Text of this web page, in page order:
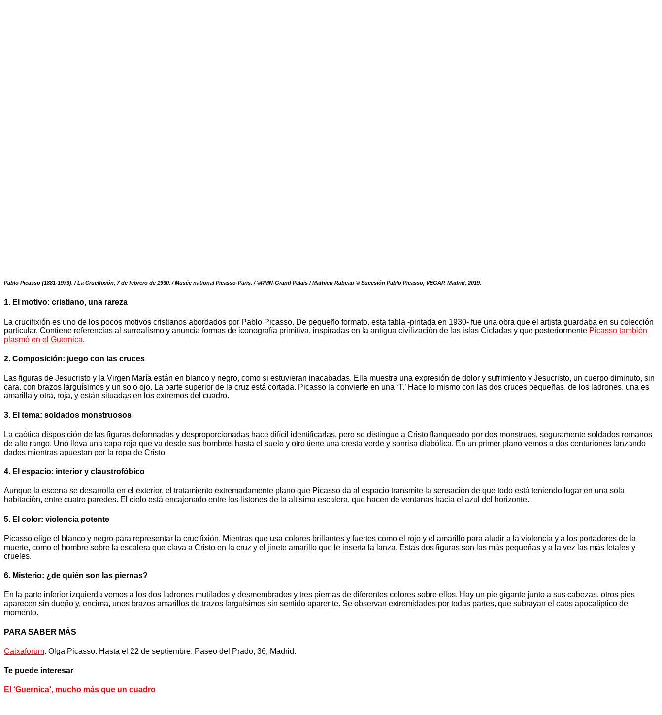
Pablo Picasso (1881-1973). / La Crucifixión, 7 de febrero de 1930. / Musée national Picasso-Paris. / ©RMN-Grand Palais / Mathieu Rabeau © Sucesión Pablo Picasso, VEGAP. Madrid, 2019.
1. El motivo: cristiano, una rareza
La crucifixión es uno de los pocos motivos cristianos abordados por Pablo Picasso. De pequeño formato, esta tabla -pintada en 1930- fue una obra que el artista guardaba en su colección
particular. Contiene referencias al surrealismo y anuncia formas de iconografía primitiva, inspiradas en la antigua civilización de las islas Cícladas y que posteriormente Picasso también
plasmó en el Guernica.
2. Composición: juego con las cruces
Las figuras de Jesucristo y la Virgen María están en blanco y negro, como si estuvieran inacabadas. Ella muestra una expresión de dolor y sufrimiento y Jesucristo, un cuerpo diminuto, sin
cara, con brazos larguísimos y un solo ojo. La parte superior de la cruz está cortada. Picasso la convierte en una ‘T.’ Hace lo mismo con las dos cruces pequeñas, de los ladrones. una es
amarilla y otra, roja, y están situadas en los extremos del cuadro.
3. El tema: soldados monstruosos
La caótica disposición de las figuras deformadas y desproporcionadas hace difícil identificarlas, pero se distingue a Cristo flanqueado por dos monstruos, seguramente soldados romanos
de alto rango. Uno lleva una capa roja que va desde sus hombros hasta el suelo y otro tiene una cresta verde y sonrisa diabólica. En un primer plano vemos a dos centuriones lanzando
dados mientras apuestan por la ropa de Cristo.
4. El espacio: interior y claustrofóbico
Aunque la escena se desarrolla en el exterior, el tratamiento extremadamente plano que Picasso da al espacio transmite la sensación de que todo está teniendo lugar en una sola
habitación, entre cuatro paredes. El cielo está encajonado entre los listones de la altísima escalera, que hacen de ventanas hacia el azul del horizonte.
5. El color: violencia potente
Picasso elige el blanco y negro para representar la crucifixión. Mientras que usa colores brillantes y fuertes como el rojo y el amarillo para aludir a la violencia y a los portadores de la
muerte, como el hombre sobre la escalera que clava a Cristo en la cruz y el jinete amarillo que le inserta la lanza. Estas dos figuras son las más pequeñas y a la vez las más letales y
crueles.
6. Misterio: ¿de quién son las piernas?
En la parte inferior izquierda vemos a los dos ladrones mutilados y desmembrados y tres piernas de diferentes colores sobre ellos. Hay un pie gigante junto a sus cabezas, otros pies
aparecen sin dueño y, encima, unos brazos amarillos de trazos larguísimos sin sentido aparente. Se observan extremidades por todas partes, que subrayan el caos apocalíptico del
momento.
PARA SABER MÁS
Caixaforum. Olga Picasso. Hasta el 22 de septiembre. Paseo del Prado, 36, Madrid.
Te puede interesar
El ‘Guernica’, mucho más que un cuadro